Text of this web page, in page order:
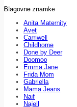
Blagovne znamke
Anita Maternity
Avet
Carriwell
Childhome
Done by Deer
Doomoo
Emma Jane
Frida Mom
Gabriella
Mama Jeans
Naif
Najell